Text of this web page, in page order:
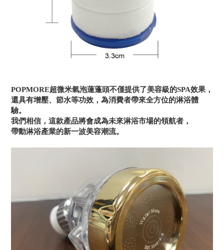
POPMORE超微米氣泡蓮蓬頭不僅提供了美容級的SPA效果，
還具有增壓、節水等功效，為消費者帶來全方位的淋浴體
驗。
我們相信，這款產品將會成為未來淋浴市場的領航者，
帶動淋浴產業的新一波美容潮流。